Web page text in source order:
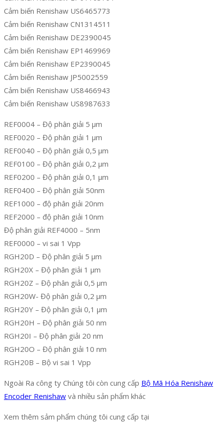
Cảm biến Renishaw US6465773
Cảm biến Renishaw CN1314511
Cảm biến Renishaw DE2390045
Cảm biến Renishaw EP1469969
Cảm biến Renishaw EP2390045
Cảm biến Renishaw JP5002559
Cảm biến Renishaw US8466943
Cảm biến Renishaw US8987633
REF0004 – Độ phân giải 5 µm
REF0020 – Độ phân giải 1 µm
REF0040 – Độ phân giải 0,5 µm
REF0100 – Độ phân giải 0,2 µm
REF0200 – Độ phân giải 0,1 µm
REF0400 – Độ phân giải 50nm
REF1000 – độ phân giải 20nm
REF2000 – độ phân giải 10nm
Độ phân giải REF4000 – 5nm
REF0000 – vi sai 1 Vpp
RGH20D – Độ phân giải 5 µm
RGH20X – Độ phân giải 1 µm
RGH20Z – Độ phân giải 0,5 µm
RGH20W- Độ phân giải 0,2 µm
RGH20Y – Độ phân giải 0,1 µm
RGH20H – Độ phân giải 50 nm
RGH20I – Độ phân giải 20 nm
RGH20O – Độ phân giải 10 nm
RGH20B – Bộ vi sai 1 Vpp
Ngoài Ra công ty Chúng tôi còn cung cấp Bộ Mã Hóa Renishaw
Encoder Renishaw và nhiều sản phẩm khác
Xem thêm sảm phẩm chúng tôi cung cấp tại